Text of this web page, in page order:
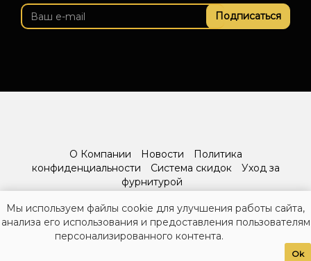
Подписаться
О Компании Новости
Политика
конфиденциальности
Система скидок
Уход за
фурнитурой
Мы используем файлы cookie для улучшения работы сайта,
анализа его использования и предоставления пользователям
персонализированного контента.
Ok